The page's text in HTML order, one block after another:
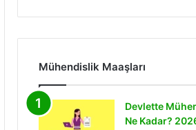
Mühendislik Maaşları
Devlette
Ne Kadar?